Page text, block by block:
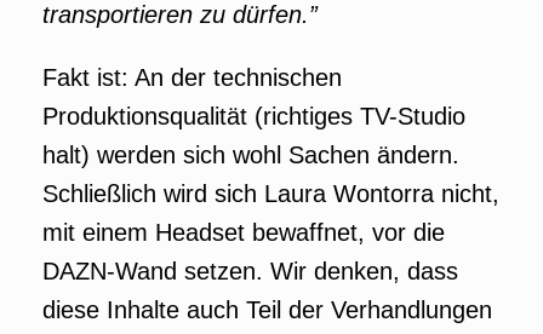
transportieren zu dürfen.”
Fakt ist: An der technischen
Produktionsqualität (richtiges TV-Studio
halt) werden sich wohl Sachen ändern.
Schließlich wird sich Laura Wontorra nicht,
mit einem Headset bewaffnet, vor die
DAZN-Wand setzen. Wir denken, dass
diese Inhalte auch Teil der Verhandlungen